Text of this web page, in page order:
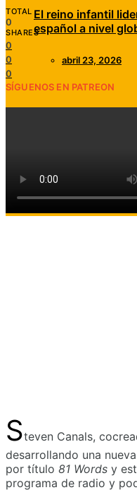
El reino infantil
español a nivel
abril 23, 2026
SÍGUENOS EN PATREON
TOTAL
0
SHARES
0
0
0
Steven Canals,
desarrollando una
por título 81 Words y
programa de radio y